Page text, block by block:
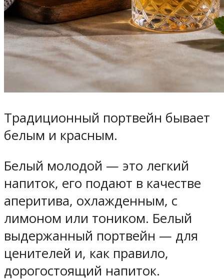
Традиционный портвейн бывает
белым и красным.
Белый молодой — это легкий
напиток, его подают в качестве
аперитива, охлажденным, с
лимоном или тоником. Белый
выдержанный портвейн — для
ценителей и, как правило,
дорогостоящий напиток.